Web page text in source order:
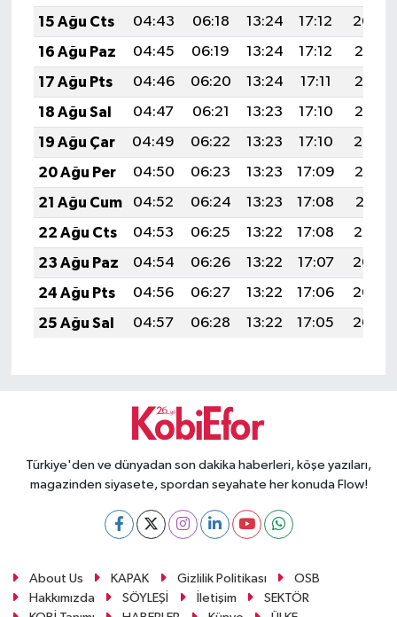
15 Ağu Cts
04:43 06:18 13:24 17:12
20:20
16 Ağu Paz
04:45 06:19 13:24 17:12
20:18
17 Ağu Pts
04:46 06:20 13:24 17:11
20:17
18 Ağu Sal
04:47 06:21 13:23 17:10
20:15
19 Ağu Çar
04:49 06:22 13:23 17:10
20:14
20 Ağu Per
04:50 06:23 13:23 17:09
20:13
21 Ağu Cum
04:52 06:24 13:23 17:08
20:11
22 Ağu Cts
04:53 06:25 13:22 17:08
20:10
23 Ağu Paz
04:54 06:26 13:22 17:07
20:08
24 Ağu Pts
04:56 06:27 13:22 17:06
20:07
25 Ağu Sal
04:57 06:28 13:22 17:05 20:05
Türkiye'den ve dünyadan son dakika haberleri, köşe yazıları,
magazinden siyasete, spordan seyahate her konuda Flow!
About Us KAPAK Gizlilik Politikası
OSB
Hakkımızda
SÖYLEŞİ İletişim
SEKTÖR